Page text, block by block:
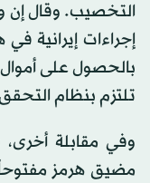
التخصيب. وقال إن
إجراءات إيرانية
بالحصول على أموال
تلتزم بنظام
وفي مقابلة
مضيق هرمز